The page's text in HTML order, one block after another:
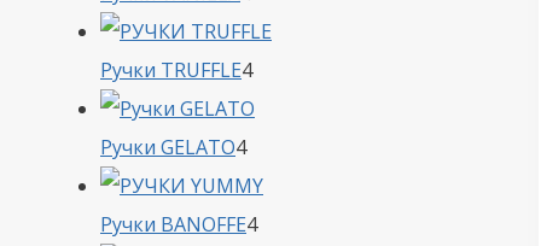
товара
Ручки TRUFFLE44
товара
Ручки GELATO44
товара
Ручки BANOFFE44